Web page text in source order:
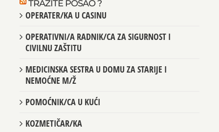
TRAŽITE POSAO ?
OPERATER/KA U CASINU
OPERATIVNI/A RADNIK/CA ZA SIGURNOST I
CIVILNU ZAŠTITU
MEDICINSKA SESTRA U DOMU ZA STARIJE I
NEMOĆNE M/Ž
POMOĆNIK/CA U KUĆI
KOZMETIČAR/KA